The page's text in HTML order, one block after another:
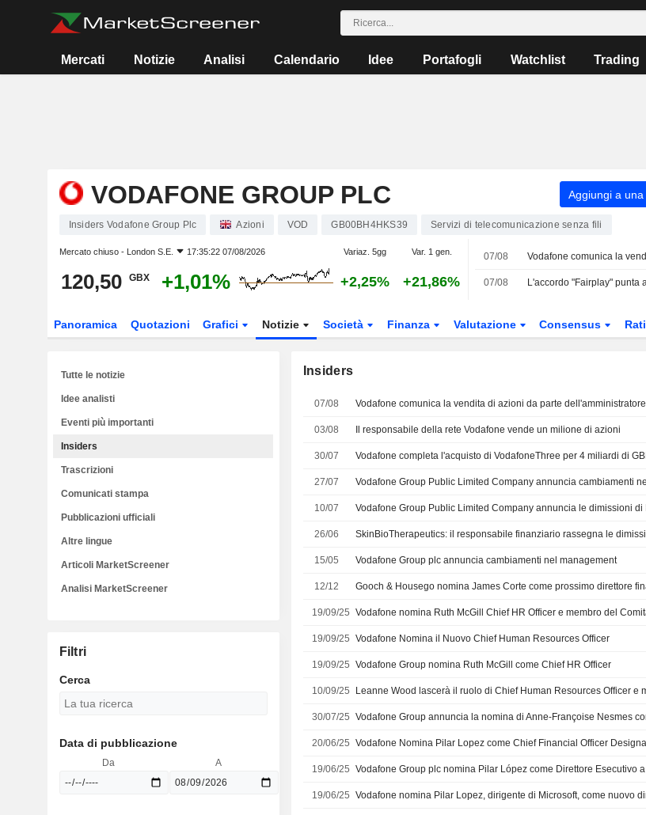
Mercati Notizie Analisi Calendario Idee Portafogli Watchlist Trading
VODAFONE GROUP PLC Aggiungi a una
Insiders Vodafone Group Plc Azioni VOD GB00BH4HKS39 Servizi di telecomunicazione senza fili
Mercato chiuso - London S.E. 17:35:22 07/08/2026 Variaz. 5gg Var. 1 gen.
120,50 GBX +1,01% +2,25% +21,86%
07/08
07/08
Panoramica Quotazioni Grafici Notizie Società Finanza Valutazione Consensus
Insiders
07/08
03/08 Il responsabile della rete Vodafone vende un milione di azioni
30/07 Vodafone completa l'acquisto di VodafoneThree per 4 miliardi di
27/07
10/07
26/06 SkinBioTherapeutics: il responsabile finanziario rassegna le
15/05 Vodafone Group plc annuncia cambiamenti nel management
12/12 Gooch & Housego nomina James Corte come prossimo direttore
19/09/25
19/09/25 Vodafone Nomina il Nuovo Chief Human Resources Officer
19/09/25 Vodafone Group nomina Ruth McGill come Chief HR Officer
10/09/25
30/07/25
20/06/25 Vodafone Nomina Pilar Lopez come Chief Financial Officer
19/06/25
19/06/25
Tutte le notizie
Idee analisti
Eventi più importanti
Insiders
Trascrizioni
Comunicati stampa
Pubblicazioni ufficiali
Altre lingue
Articoli MarketScreener
Analisi MarketScreener
Filtri
Cerca
Data di pubblicazione
Da A